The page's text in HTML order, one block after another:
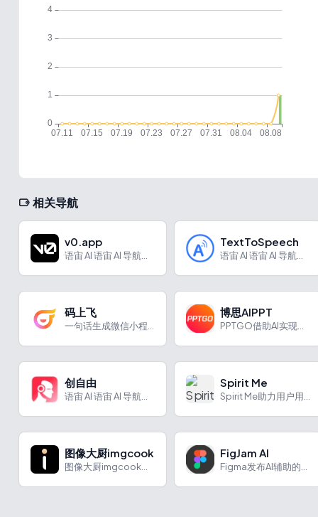
相关导航
v0.app TextToSpeech
码上飞 博思AIPPT
创自由 Spirit Me
图像大厨imgcook FigJam AI